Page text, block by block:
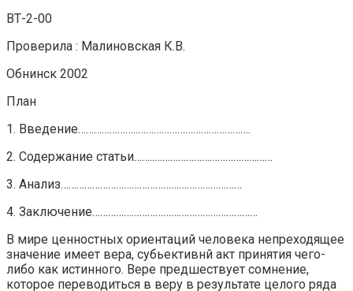
ВТ-2-00
Проверила : Малиновская К.В.
Обнинск 2002
План
1. Введение…………………..…………………………………….
2. Содержание статьи……..………………………………………
3. Анализ……………………………………………………………
4. Заключение………………………………………………………
В мире ценностных ориентаций человека непреходящее
значение имеет вера, субьективнй акт принятия чего-
либо как истинного. Вере предшествует сомнение,
которое переводиться в веру в результате целого ряда